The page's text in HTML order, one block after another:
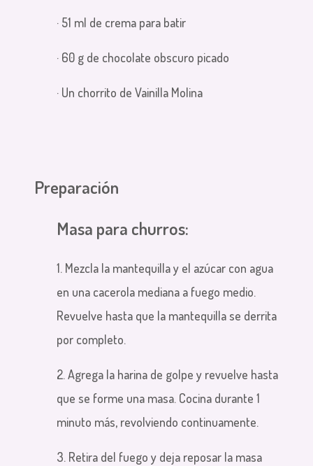
· 51 ml de crema para batir
· 60 g de chocolate obscuro picado
· Un chorrito de Vainilla Molina
Preparación
Masa para churros:
1. Mezcla la mantequilla y el azúcar con agua
en una cacerola mediana a fuego medio.
Revuelve hasta que la mantequilla se derrita
por completo.
2. Agrega la harina de golpe y revuelve hasta
que se forme una masa. Cocina durante 1
minuto más, revolviendo continuamente.
3. Retira del fuego y deja reposar la masa